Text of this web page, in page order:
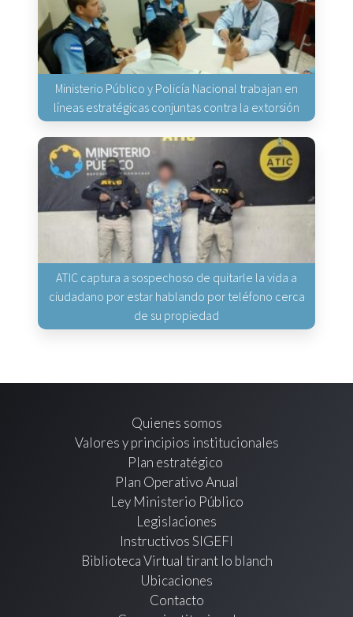
Ministerio Público y Policía Nacional trabajan en
líneas estratégicas conjuntas contra la extorsión
ATIC captura a sospechoso de quitarle la vida a
ciudadano por estar hablando por teléfono cerca
de su propiedad
Quienes somos
Valores y principios institucionales
Plan estratégico
Plan Operativo Anual
Ley Ministerio Público
Legislaciones
Instructivos SIGEFI
Biblioteca Virtual tirant lo blanch
Ubicaciones
Contacto